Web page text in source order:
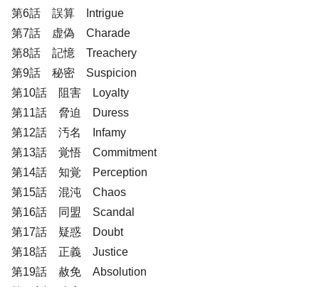
第6話 誤算 Intrigue
第7話 虚偽 Charade
第8話 記憶 Treachery
第9話 秘密 Suspicion
第10話 阻害 Loyalty
第11話 脅迫 Duress
第12話 汚名 Infamy
第13話 覚悟 Commitment
第14話 知覚 Perception
第15話 混沌 Chaos
第16話 同盟 Scandal
第17話 疑惑 Doubt
第18話 正義 Justice
第19話 赦免 Absolution